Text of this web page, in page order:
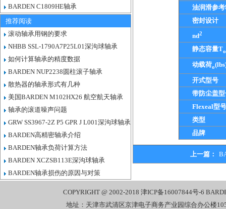
BARDEN C1809HE轴承
推荐阅读
滚动轴承用钢的要求
NHBB SSL-1790A7P25L01深沟球轴承
如何计算轴承的精度数据
BARDEN NUP2238圆柱滚子轴承
散热器的轴承形式有几种
美国BARDEN M102HX26 航空航天轴承
轴承的滚道噪声问题
GRW SS3967-2Z P5 GPR J L001深沟球轴承
BARDEN高精密轴承介绍
BARDEN轴承负荷计算方法
BARDEN XCZSB113E深沟球轴承
BARDEN轴承损伤的原因与对策
油润滑参
密封设计
nd2
静态容量To
动载荷o
开式型号
带防尘盖
Flexeal型号
类型
品牌
上一篇：
COPYRIGHT @ 2002-2018津ICP备16007844号-6
地址：天津市武清区京津电子商务产业园综合办公